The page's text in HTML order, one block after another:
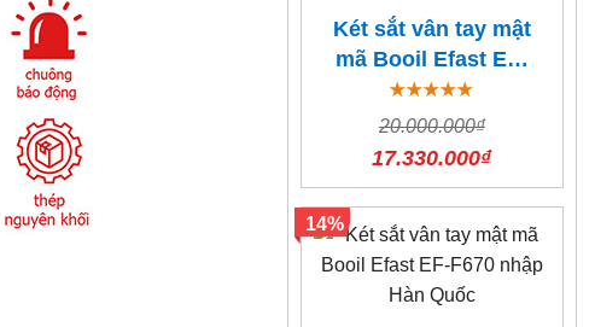
Két sắt vân tay mật
mã Booil Efast EF-
F530 nhập Hàn
Quốc
20.000.000₫
17.330.000₫
14%